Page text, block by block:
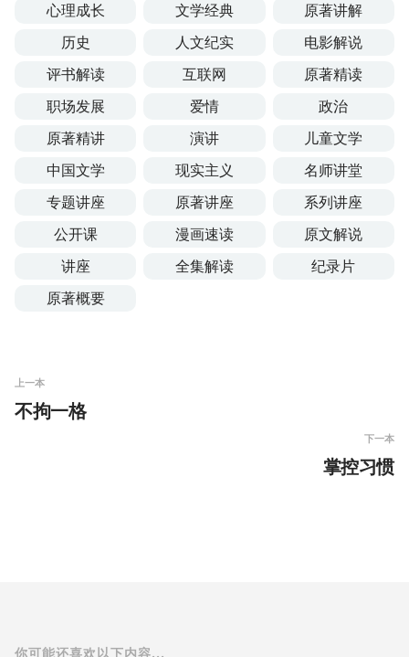
心理成长
文学经典
原著讲解
历史
人文纪实
电影解说
评书解读
互联网
原著精读
职场发展
爱情
政治
原著精讲
演讲
儿童文学
中国文学
现实主义
名师讲堂
专题讲座
原著讲座
系列讲座
公开课
漫画速读
原文解说
讲座
全集解读
纪录片
原著概要
上一本
不拘一格
下一本
掌控习惯
你可能还喜欢以下内容...